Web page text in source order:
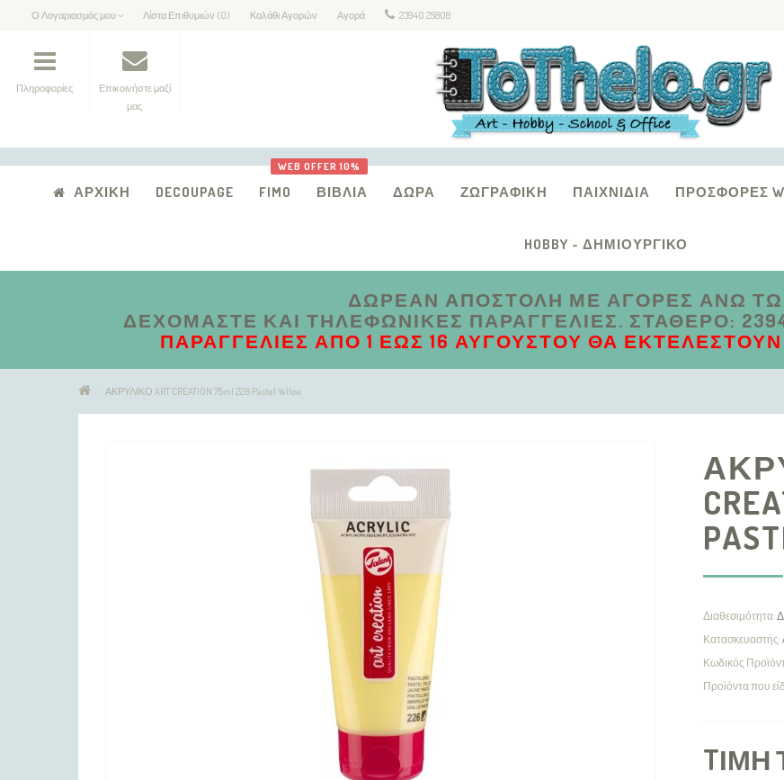
Ο Λογαριασμός μου Λίστα Επιθυμιών (0) Καλάθι Αγορών Αγορά 23940 25808
Πληροφορίες
Επικοινήστε μαζί
μας
ΑΡΧΙΚΉ DECOUPAGE FIMO
WEB OFFER 10%
ΒΙΒΛΊΑ ΔΏΡΑ ΖΩΓΡΑΦΙΚΉ ΠΑΙΧΝΊΔΙΑ ΠΡΟΣΦΟΡΈΣ
HOBBY - ΔΗΜΙΟΥΡΓΙΚΌ
ΔΩΡΕΑΝ ΑΠΟΣΤΟΛΗ ΜΕ ΑΓΟΡΕΣ ΑΝΩ
ΔΕΧΌΜΑΣΤΕ ΚΑΙ ΤΗΛΕΦΩΝΙΚΈΣ ΠΑΡΑΓΓΕΛΊΕΣ. ΣΤΑΘΕΡΌ:
ΠΑΡΑΓΓΕΛΊΕΣ ΑΠΟ 1 ΈΩΣ 16 ΑΥΓΟΎΣΤΟΥ ΘΑ ΕΚΤΕΛΕΣΤΟΎΝ
ΑΚΡΥΛΙΚΟ ART CREATION 75ml 226 Pastel Yellow
Διαθεσιμότητα:
Κατασκευαστής:
Κωδικός
Προϊόντα που
TΙΜΉ